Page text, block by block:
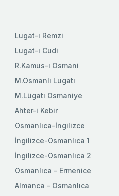
Lugat-ı Remzi
Lugat-ı Cudi
R.Kamus-ı Osmani
M.Osmanlı Lugatı
M.Lügatı Osmaniye
Ahter-i Kebir
Osmanlıca-İngilizce
İngilizce-Osmanlıca 1
İngilizce-Osmanlıca 2
Osmanlıca - Ermenice
Almanca - Osmanlıca